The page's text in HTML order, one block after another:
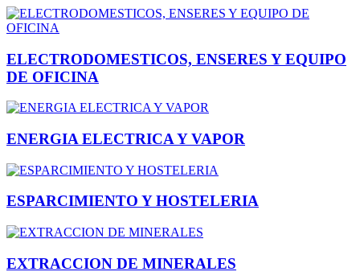
ELECTRODOMESTICOS, ENSERES Y EQUIPO
DE OFICINA
ENERGIA ELECTRICA Y VAPOR
ESPARCIMIENTO Y HOSTELERIA
EXTRACCION DE MINERALES